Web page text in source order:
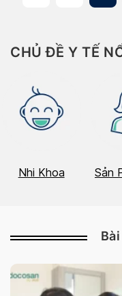
CHỦ ĐỀ Y TẾ
Nhi Khoa Sản